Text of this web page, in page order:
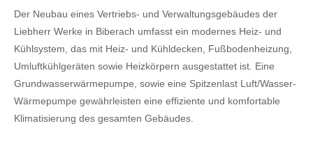
Der Neubau eines Vertriebs- und Verwaltungsgebäudes der
Liebherr Werke in Biberach umfasst ein modernes Heiz- und
Kühlsystem, das mit Heiz- und Kühldecken, Fußbodenheizung,
Umluftkühlgeräten sowie Heizkörpern ausgestattet ist. Eine
Grundwasserwärmepumpe, sowie eine Spitzenlast Luft/Wasser-
Wärmepumpe gewährleisten eine effiziente und komfortable
Klimatisierung des gesamten Gebäudes.